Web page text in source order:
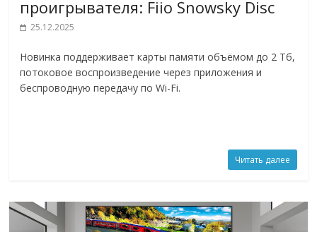
проигрывателя: Fiio Snowsky Disc
25.12.2025
Новинка поддерживает карты памяти объёмом до 2 Тб,
потоковое воспроизведение через приложения и
беспроводную передачу по Wi-Fi.
Читать далее